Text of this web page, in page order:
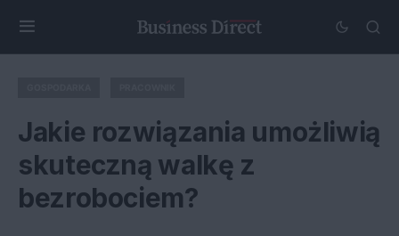
Jakie rozwiązania umożliwią
skuteczną walkę z
bezrobociem?